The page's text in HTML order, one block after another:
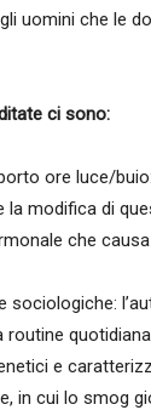
uomini che le
ci sono:
ore luce/
la modifica di
che
sociologiche:
e
in cui lo smog